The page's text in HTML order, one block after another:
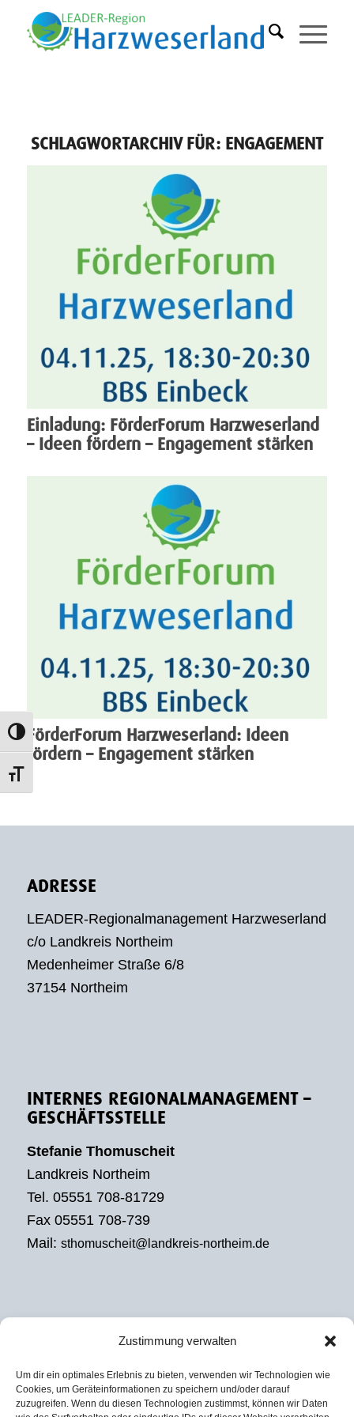
Zustimmung verwalten
Um dir ein optimales Erlebnis zu bieten, verwenden wir Technologien wie
Cookies, um Geräteinformationen zu speichern und/oder darauf
zuzugreifen. Wenn du diesen Technologien zustimmst, können wir Daten
Umschalten auf hohe Kontraste
Schrift vergrößern
SCHLAGWORTARCHIV FÜR: ENGAGEMENT
Einladung: FörderForum Harzweserland
– Ideen fördern – Engagement stärken
FörderForum Harzweserland: Ideen
fördern – Engagement stärken
ADRESSE
LEADER-Regionalmanagement Harzweserland
c/o Landkreis Northeim
Medenheimer Straße 6/8
37154 Northeim
INTERNES REGIONALMANAGEMENT –
GESCHÄFTSSTELLE
Stefanie Thomuscheit
Landkreis Northeim
Tel. 05551 708-81729
Fax 05551 708-739
Mail: sthomuscheit@landkreis-northeim.de
EXTERNES REGIONALMANAGEMENT
Julian David
KoRiS – Kommunikative Stadt- und